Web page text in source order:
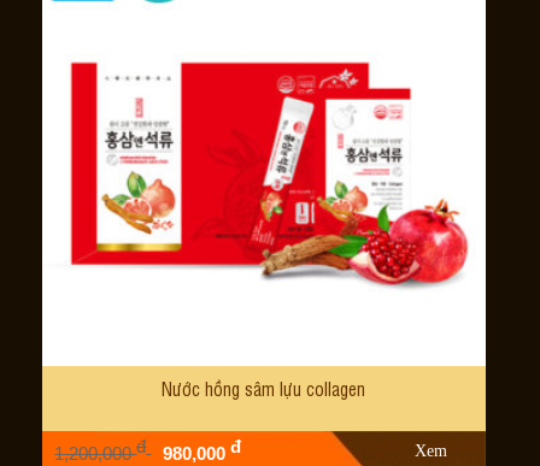
Nước hồng sâm lựu collagen
1,200,000đ 980,000đ Xem